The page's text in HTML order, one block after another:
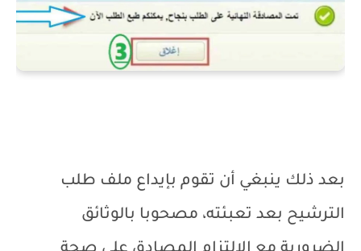
بعد ذلك ينبغي أن تقوم بإيداع ملف طلب
الترشيح بعد تعبئته، مصحوبا بالوثائق